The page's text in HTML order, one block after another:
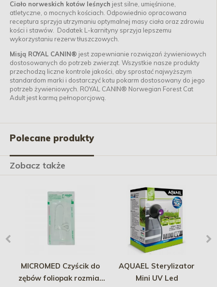
Ciało norweskich kotów leśnych jest silne, umięśnione,
atletyczne, o mocnych kościach. Odpowiednio opracowana
receptura sprzyja utrzymaniu optymalnej masy ciała oraz zdrowiu
kości i stawów. Dodatek L-karnityny sprzyja lepszemu
wykorzystaniu rezerw tłuszczowych.
Misją ROYAL CANIN® jest zapewnianie rozwiązań żywieniowych
dostosowanych do potrzeb zwierząt. Wszystkie nasze produkty
przechodzą liczne kontrole jakości, aby sprostać najwyższym
standardom marki i dostarczyć kotu pokarm dostosowany do jego
potrzeb żywieniowych. ROYAL CANIN® Norwegian Forest Cat
Adult jest karmą pełnoporcjową.
Polecane produkty
Zobacz także
MICROMED Czyścik do
zębów foliopak rozmiar
AQUAEL Sterylizator
Mini UV Led